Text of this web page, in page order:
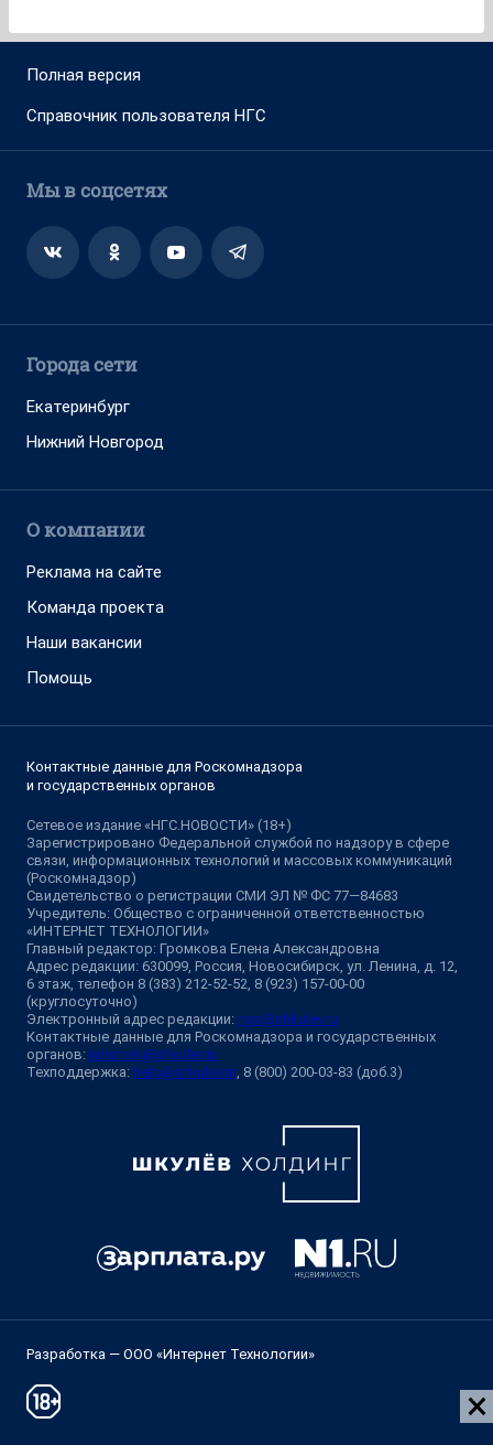
Полная версия
Справочник пользователя НГС
Мы в соцсетях
Города сети
Екатеринбург
Нижний Новгород
О компании
Реклама на сайте
Команда проекта
Наши вакансии
Помощь
Контактные данные для Роскомнадзора
и государственных органов
Сетевое издание «НГС.НОВОСТИ» (18+)
Зарегистрировано Федеральной службой по надзору в сфере
связи, информационных технологий и массовых коммуникаций
(Роскомнадзор)
Свидетельство о регистрации СМИ ЭЛ № ФС 77—84683
Учредитель: Общество с ограниченной ответственностью
«ИНТЕРНЕТ ТЕХНОЛОГИИ»
Главный редактор: Громкова Елена Александровна
Адрес редакции: 630099, Россия, Новосибирск, ул. Ленина, д. 12,
6 этаж, телефон 8 (383) 212-52-52, 8 (923) 157-00-00
(круглосуточно)
Электронный адрес редакции: ngs@shkulev.ru
Контактные данные для Роскомнадзора и государственных
органов: juristnsk@shkulev.ru
Техподдержка: help@shkulev.ru , 8 (800) 200-03-83 (доб.3)
Разработка — ООО «Интернет Технологии»